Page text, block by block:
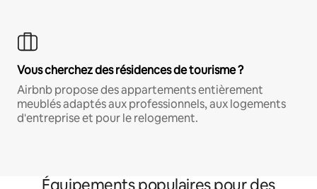
Vous cherchez des résidences de tourisme ?
Airbnb propose des appartements entièrement
meublés adaptés aux professionnels, aux logements
d'entreprise et pour le relogement.